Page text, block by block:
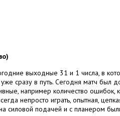
выходные 31 и 1 числа, в
сразу в путь. Сегодня матч был
например количество ошибок,
непросто играть, опытная,
силовой подачей и с планером